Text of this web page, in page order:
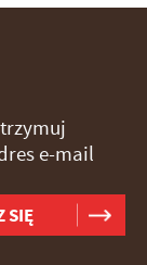
e-mail